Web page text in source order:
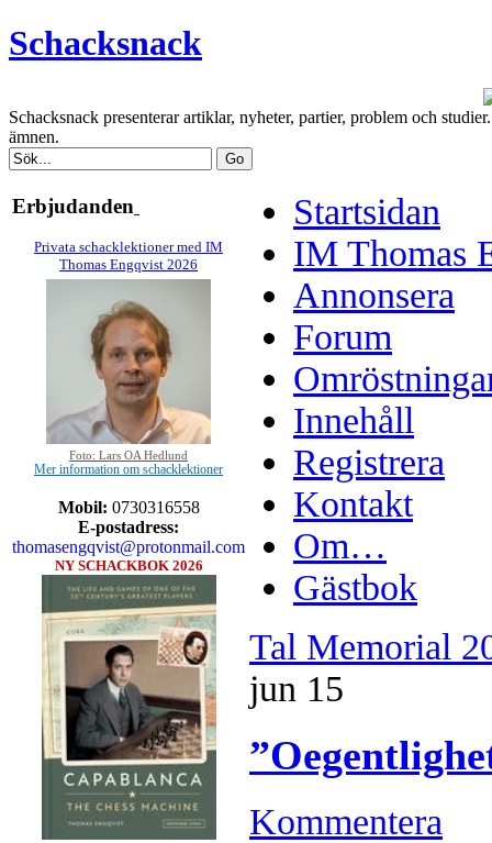
Schacksnack
Schacksnack presenterar artiklar, nyheter, partier, problem och
ämnen.
Erbjudanden
Privata schacklektioner med IM
Thomas Engqvist 2026
Foto: Lars OA Hedlund
Mer information om schacklektioner
Mobil: 0730316558
E-postadress:
thomasengqvist@protonmail.com
NY SCHACKBOK 2026
Startsidan
IM Thomas
Annonsera
Forum
Innehåll
Registrera
Kontakt
Om…
Gästbok
Tal Memorial
jun 15
Kommentera